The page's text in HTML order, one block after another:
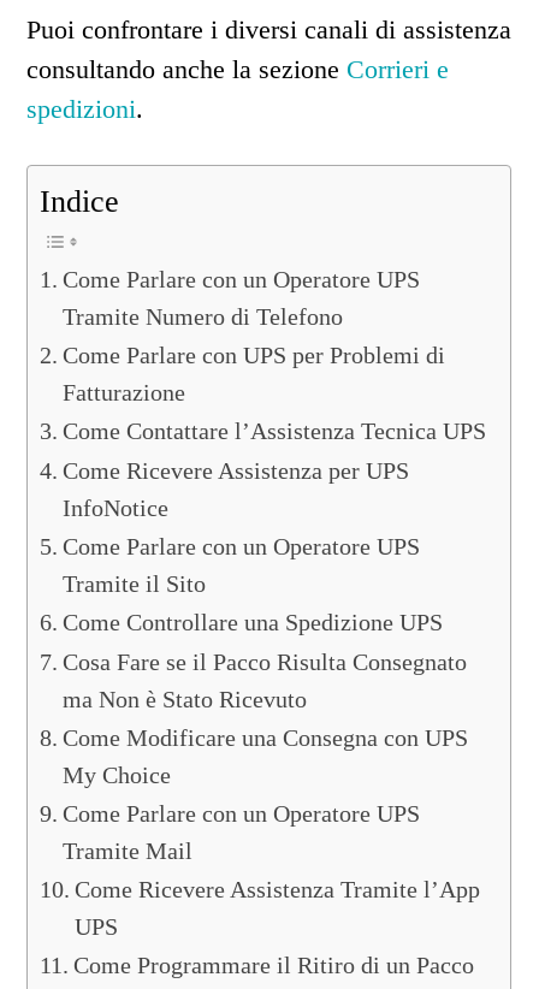
Puoi confrontare i diversi canali di assistenza
consultando anche la sezione Corrieri e
spedizioni.
Indice
Come Parlare con un Operatore UPS
Tramite Numero di Telefono
Come Parlare con UPS per Problemi di
Fatturazione
Come Contattare l’Assistenza Tecnica UPS
Come Ricevere Assistenza per UPS
InfoNotice
Come Parlare con un Operatore UPS
Tramite il Sito
Come Controllare una Spedizione UPS
Cosa Fare se il Pacco Risulta Consegnato
ma Non è Stato Ricevuto
Come Modificare una Consegna con UPS
My Choice
Come Parlare con un Operatore UPS
Tramite Mail
Come Ricevere Assistenza Tramite l’App
UPS
Come Programmare il Ritiro di un Pacco